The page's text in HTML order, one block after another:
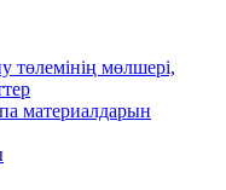
мөлшері,
материалдарын